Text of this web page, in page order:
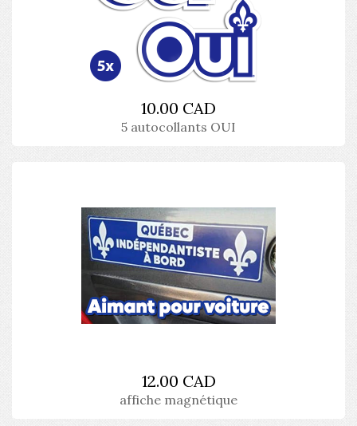
10.00 CAD
5 autocollants OUI
12.00 CAD
affiche magnétique